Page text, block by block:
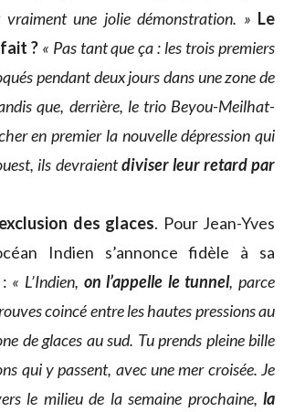
une jolie démonstration. » Le
? « Pas tant que ça : les trois premiers
pendant deux jours dans une zone de
que, derrière, le trio Beyou-Meilhat-
en premier la nouvelle dépression qui
ils devraientdiviser leur retard par
des glaces. Pour Jean-Yves
Indien s’annonce fidèle à sa
« L’Indien, on l’appelle le tunnel, parce
coincé entre les hautes pressions au
de glaces au sud. Tu prends pleine bille
qui y passent, avec une mer croisée. Je
le milieu de la semaine prochaine, la